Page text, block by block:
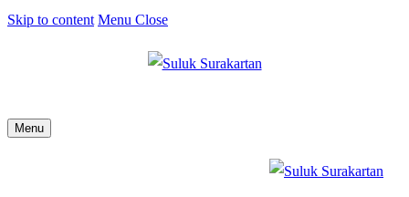
Skip to content Menu Close
Menu